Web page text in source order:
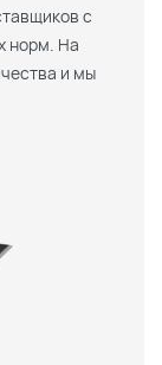
с
норм. На
и мы